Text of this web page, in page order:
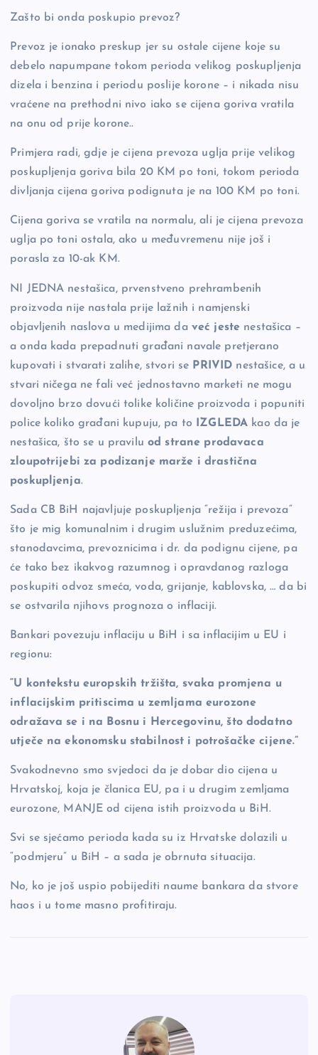
Zašto bi onda poskupio prevoz?
Prevoz je ionako preskup jer su ostale cijene koje su
debelo napumpane tokom perioda velikog poskupljenja
dizela i benzina i periodu poslije korone – i nikada nisu
vraćene na prethodni nivo iako se cijena goriva vratila
na onu od prije korone..
Primjera radi, gdje je cijena prevoza uglja prije velikog
poskupljenja goriva bila 20 KM po toni, tokom perioda
divljanja cijena goriva podignuta je na 100 KM po toni.
Cijena goriva se vratila na normalu, ali je cijena prevoza
uglja po toni ostala, ako u međuvremenu nije još i
porasla za 10-ak KM.
NI JEDNA nestašica, prvenstveno prehrambenih
proizvoda nije nastala prije lažnih i namjenski
objavljenih naslova u medijima da već jeste nestašica –
a onda kada prepadnuti građani navale pretjerano
kupovati i stvarati zalihe, stvori se PRIVID nestašice, a u
stvari ničega ne fali već jednostavno marketi ne mogu
dovoljno brzo dovući tolike količine proizvoda i popuniti
police koliko građani kupuju, pa to
IZGLEDA kao da je
nestašica, što se u praviluod strane prodavaca
zloupotrijebi za podizanje marže i drastična
poskupljenja.
Sada CB BiH najavljuje poskupljenja “režija i prevoza”
što je mig komunalnim i drugim uslužnim preduzećima,
stanodavcima, prevoznicima i dr. da podignu cijene, pa
će tako bez ikakvog razumnog i opravdanog razloga
poskupiti odvoz smeća, voda, grijanje, kablovska, … da bi
se ostvarila njihovs prognoza o inflaciji.
Bankari povezuju inflaciju u BiH i sa inflacijim u EU i
regionu:
“U kontekstu europskih tržišta, svaka promjena u
inflacijskim pritiscima u zemljama eurozone
odražava se i na Bosnu i Hercegovinu, što dodatno
utječe na ekonomsku stabilnost i potrošačke cijene.”
Svakodnevno smo svjedoci da je dobar dio cijena u
Hrvatskoj, koja je članica EU, pa i u drugim zemljama
eurozone, MANJE od cijena istih proizvoda u BiH.
Svi se sjećamo perioda kada su iz Hrvatske dolazili u
“podmjeru” u BiH – a sada je obrnuta situacija.
No, ko je još uspio pobijediti naume bankara da stvore
haos i u tome masno profitiraju.